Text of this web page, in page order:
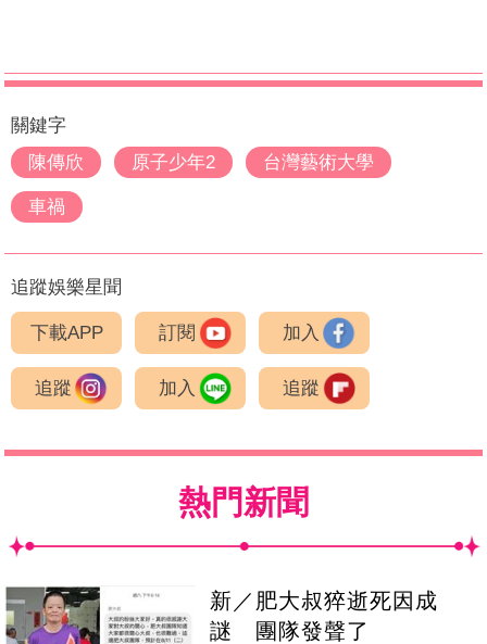
關鍵字
陳傳欣
原子少年2 台灣藝術大學
車禍
追蹤娛樂星聞
下載APP 訂閱 加入
追蹤 加入 追蹤
熱門新聞
新／肥大叔猝逝死因成
謎 團隊發聲了